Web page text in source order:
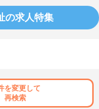
の求人特集
を変更して
再検索